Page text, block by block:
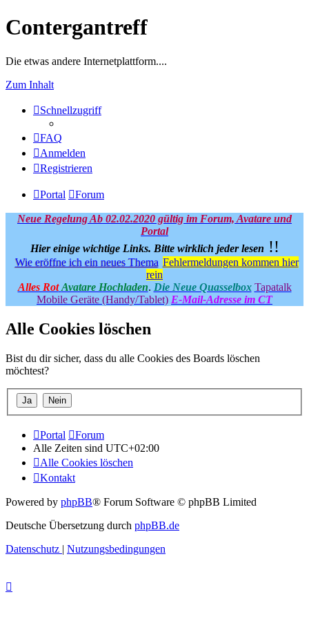
Contergantreff
Die etwas andere Internetplattform....
Zum Inhalt
Schnellzugriff
FAQ
Anmelden
Registrieren
Portal Forum
Neue Regelung Ab 02.02.2020 gültig im Forum, Avatare und
Portal
Hier einige wichtige Links. Bitte wirklich jeder lesen !!
Wie eröffne ich ein neues Thema Fehlermeldungen kommen hier
rein
Alles Rot Avatare Hochladen. Die Neue Quasselbox Tapatalk
Mobile Geräte (Handy/Tablet) E-Mail-Adresse im CT
Alle Cookies löschen
Bist du dir sicher, dass du alle Cookies des Boards löschen
möchtest?
Portal
Forum
Alle Zeiten sind UTC+02:00
Alle Cookies löschen
Kontakt
Powered by phpBB® Forum Software © phpBB Limited
Deutsche Übersetzung durch phpBB.de
Datenschutz | Nutzungsbedingungen